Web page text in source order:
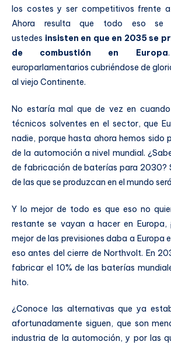
los costes y ser competitivos frente
Ahora resulta que todo eso
ustedes insisten en que en 2035 se
de combustión en Europa
europarlamentarios cubriéndose de
al viejo Continente.
No estaría mal que de vez en
técnicos solventes en el sector, que
nadie, porque hasta ahora hemos sido
de la automoción a nivel mundial.
de fabricación de baterías para 2030?
de las que se produzcan en el mundo
Y lo mejor de todo es que eso no
restante se vayan a hacer en Europa,
mejor de las previsiones daba a Europa
eso antes del cierre de Northvolt. En
fabricar el 10% de las baterías
hito.
¿Conoce las alternativas que ya
afortunadamente siguen, que son
industria de la automoción, y por las